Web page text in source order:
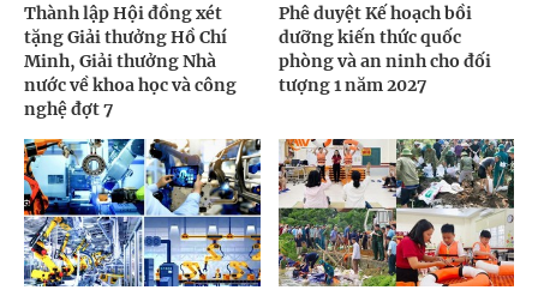
Thành lập Hội đồng xét
tặng Giải thưởng Hồ Chí
Minh, Giải thưởng Nhà
nước về khoa học và công
nghệ đợt 7
Phê duyệt Kế hoạch bồi
dưỡng kiến thức quốc
phòng và an ninh cho đối
tượng 1 năm 2027